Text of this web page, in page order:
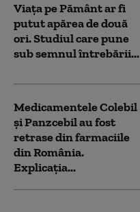
Viața pe Pământ ar fi
putut apărea de două
ori. Studiul care pune
sub semnul întrebării...
Medicamentele Colebil
și Panzcebil au fost
retrase din farmaciile
din România.
Explicația...